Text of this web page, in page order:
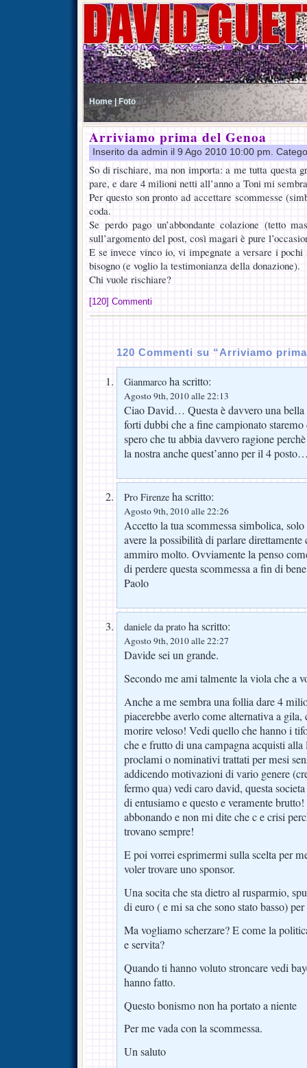
Home | Foto
Arriviamo prima del Genoa
Inserito da admin il 9 Ago 2010 10:00 pm.
So di rischiare, ma non importa: a me tutta questa
pare, e dare 4 milioni netti all’anno a Toni mi
Per questo son pronto ad accettare scommesse
coda.
Se perdo pago un’abbondante colazione (tetto
sull’argomento del post, così magari è pure
E se invece vinco io, vi impegnate a versare i
bisogno (e voglio la testimonianza della donazione).
Chi vuole rischiare?
[120] Commenti
120 Commenti su “Arriviamo
Gianmarco ha scritto:
Agosto 9th, 2010 alle 22:13
Ciao David… Questa è davvero una bella
forti dubbi che a fine campionato
spero che tu abbia davvero ragione
la nostra anche quest’anno per il 4
Pro Firenze ha scritto:
Agosto 9th, 2010 alle 22:26
Accetto la tua scommessa simbolica,
avere la possibilità di parlare direttamente
ammiro molto. Ovviamente la penso
di perdere questa scommessa a fin di
Paolo
daniele da prato ha scritto:
Agosto 9th, 2010 alle 22:27
Davide sei un grande.
Secondo me ami talmente la viola che a
Anche a me sembra una follia dare 4
piacerebbe averlo come alternativa a
morire veloso! Vedi quello che hanno i
che e frutto di una campagna acquisti
proclami o nominativi trattati per mesi
addicendo motivazioni di vario genere
fermo qua) vedi caro david, questa
di entusiamo e questo e veramente
abbonando e non mi dite che c e crisi
trovano sempre!
E poi vorrei esprimermi sulla scelta per
voler trovare uno sponsor.
Una socita che sta dietro al rusparmio,
di euro ( e mi sa che sono stato basso)
Ma vogliamo scherzare? E come la
e servita?
Quando ti hanno voluto stroncare vedi
hanno fatto.
Questo bonismo non ha portato a niente
Per me vada con la scommessa.
Un saluto